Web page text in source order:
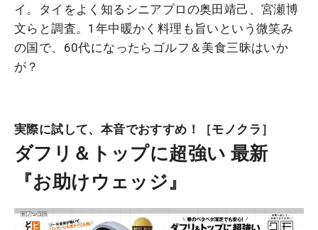
イ。タイをよく知るシニアプロの奥田靖己、宮瀬博
文らと調査。1年中暖かく料理も旨いという微笑み
の国で、60代になったらゴルフ＆美食三昧はいか
が？
実際に試して、本音でおすすめ！［モノクラ］
ダフリ＆トップに超強い 最新
『お助けウェッジ』